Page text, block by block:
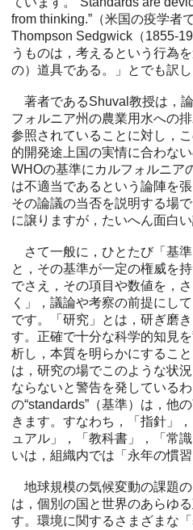
from thinking.”（米国の疫学者
Thompson Sedgwick（1855-
うものは，考えるという行為
の）道具である。」とでも訳し
著者であるShuval教授は，
フォルニア州の農業用水への
参照されていることに対し，
的開発途上国の実情に合わな
WHOの基準にカルフォルニア
は不適当であるという論陣を
その論議の当否を説明する場
に譲りますが，たいへん面白い
さて一般に，ひとたび「基
と，その基準が一定の権威を
でさえ，その項目や数値を，
く」，議論や考察の前提にし
です。「研究」とは，研ぎ磨
す。正確で十分な科学的知見
析し，本質を明らかにするこ
は，研究の場でこのような状
ならないと警告を発している
の“standards”（基準）は，他
きます。すなわち，「指針」
ュアル」，「教科書」，「常
いは，組織内では「永年の慣習
地球規模の気候変動の課題
は，個別の国と世界のあらゆ
す。環境に関するさまざまな